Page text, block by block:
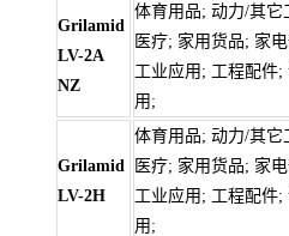
Grilamid
LV-2A
NZ
体育用品; 动力/其它
医疗; 家用货品; 家
工业应用; 工程配件;
用;
Grilamid
LV-2H
体育用品; 动力/其它
医疗; 家用货品; 家
工业应用; 工程配件;
用;